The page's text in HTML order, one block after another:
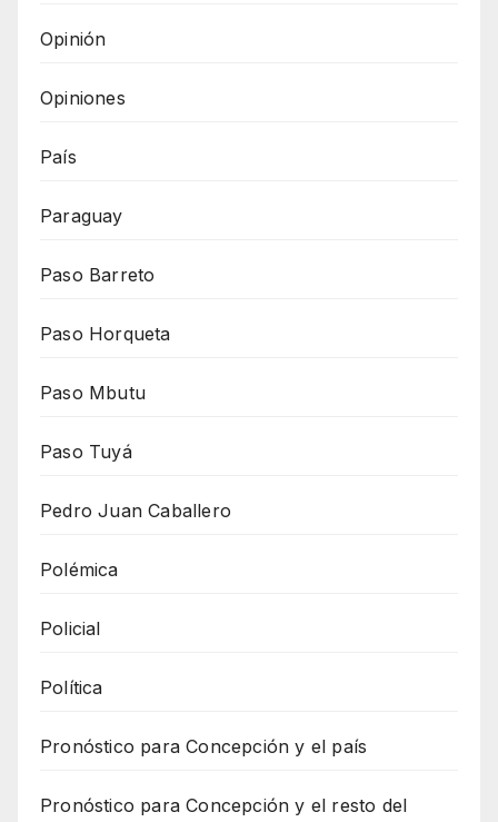
Opinión
Opiniones
País
Paraguay
Paso Barreto
Paso Horqueta
Paso Mbutu
Paso Tuyá
Pedro Juan Caballero
Polémica
Policial
Política
Pronóstico para Concepción y el país
Pronóstico para Concepción y el resto del